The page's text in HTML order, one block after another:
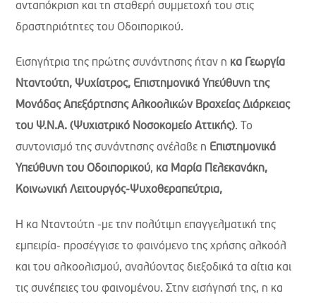
ανταπόκριση και τη σταθερή συμμετοχή του στις
δραστηριότητες του Οδοιπορικού.
Εισηγήτρια της πρώτης συνάντησης ήταν η κα Γεωργία
Νταντούτη, Ψυχίατρος, Επιστημονικά Υπεύθυνη της
Μονάδας Απεξάρτησης Αλκοολικών Βραχείας Διάρκειας
του Ψ.Ν.Α. (Ψυχιατρικό Νοσοκομείο Αττικής). Το
συντονισμό της συνάντησης ανέλαβε η Επιστημονικά
Υπεύθυνη του Οδοιπορικού, κα Μαρία Πελεκανάκη,
Κοινωνική Λειτουργός-Ψυχοθεραπεύτρια,
Η κα Νταντούτη -με την πολύτιμη επαγγελματική της
εμπειρία- προσέγγισε το φαινόμενο της χρήσης αλκοόλ
και του αλκοολισμού, αναλύοντας διεξοδικά τα αίτια και
τις συνέπειες του φαινομένου. Στην εισήγησή της, η κα